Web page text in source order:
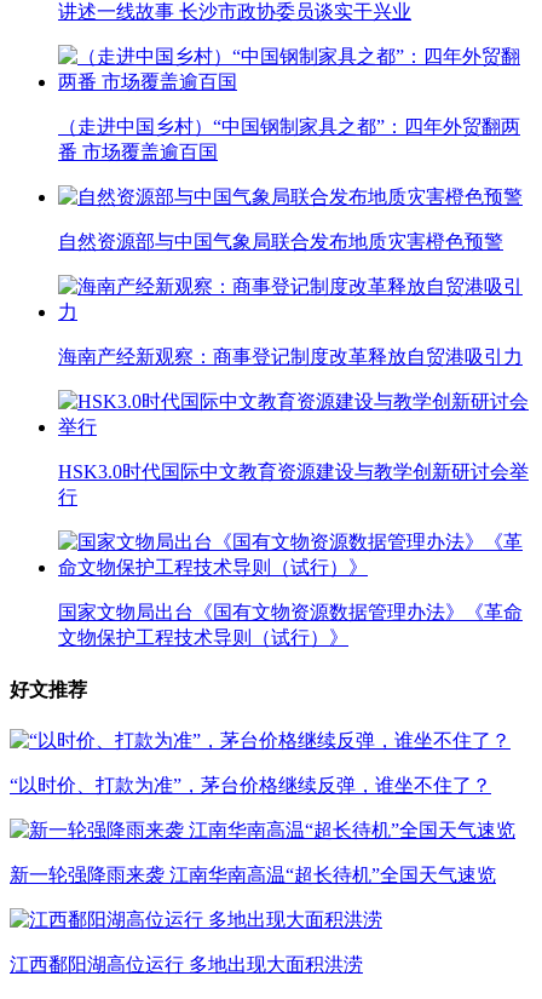
讲述一线故事 长沙市政协委员谈实干兴业
（走进中国乡村）“中国钢制家具之都”：四年外贸翻两
番 市场覆盖逾百国
自然资源部与中国气象局联合发布地质灾害橙色预警
海南产经新观察：商事登记制度改革释放自贸港吸引力
HSK3.0时代国际中文教育资源建设与教学创新研讨会举
行
国家文物局出台《国有文物资源数据管理办法》《革命
文物保护工程技术导则（试行）》
好文推荐
“以时价、打款为准”，茅台价格继续反弹，谁坐不住了？
新一轮强降雨来袭 江南华南高温“超长待机”全国天气速览
江西鄱阳湖高位运行 多地出现大面积洪涝